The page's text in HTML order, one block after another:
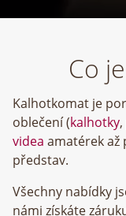
Co
Kalhotkomat je
oblečení (kalhotky,
videa amatérek až
představ.
Všechny nabídky
námi získáte